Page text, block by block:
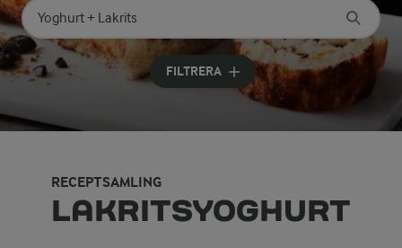
Sök på kategori eller ingrediens
Skriv in sökord för att få förslag
FILTRERA
RECEPTSAMLING
LAKRITSYOGHURT